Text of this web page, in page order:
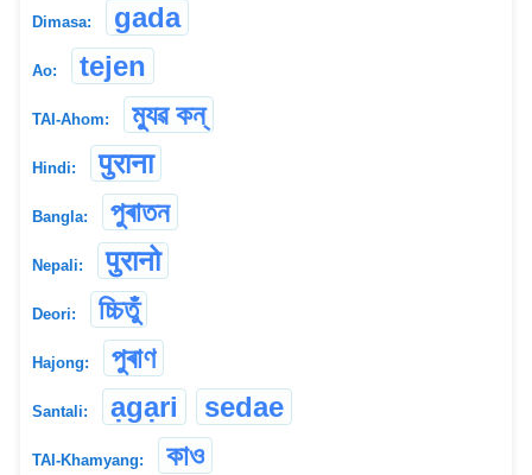
Dimasa: gada
Ao: tejen
TAI-Ahom: ম্যুৱ কন্
Hindi: पुराना
Bangla: পুৰাতন
Nepali: पुरानो
Deori: চ্চিতুঁ
Hajong: পুৰাণ
Santali: ạgạri sedae
TAI-Khamyang: কাও